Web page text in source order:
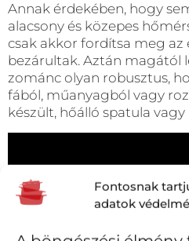
Fontosnak
adatok
Annak érdekében, hogy
alacsony és közepes
csak akkor fordítsa meg az
bezárultak. Aztán magától
zománc olyan robusztus,
fából, műanyagból vagy
készült, hőálló spatula